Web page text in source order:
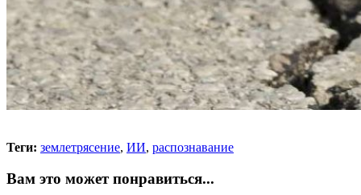
Теги: землетрясение, ИИ, распознавание
Вам это может понравиться...